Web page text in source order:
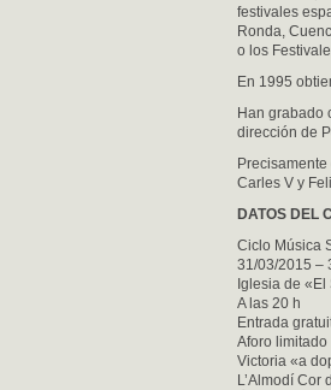
festivales
Ronda,
o los
En 1995
Han grabado
dirección de
Carles V y
DATOS DEL
Ciclo Música
31/03/2015 –
Iglesia de
A las 20 h
Entrada
Aforo limitado
Victoria «a
L’Almodí Cor